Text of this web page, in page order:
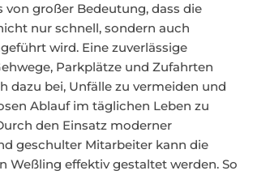
von großer Bedeutung, dass die
nur schnell, sondern auch
wird. Eine zuverlässige
Parkplätze und Zufahrten
dazu bei, Unfälle zu vermeiden und
Ablauf im täglichen Leben zu
den Einsatz moderner
geschulter Mitarbeiter kann die
Weßling effektiv gestaltet werden. So